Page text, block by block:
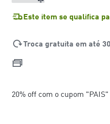
Este item se qualifica
Troca gratuita em até
20% off com o cupom "PAIS"